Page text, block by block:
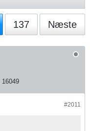
137 Næste
16049
#2011